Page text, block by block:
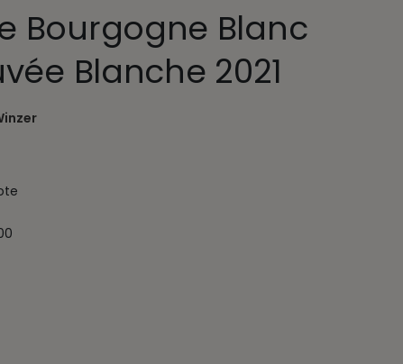
Bourgogne Blanc
Blanche 2021